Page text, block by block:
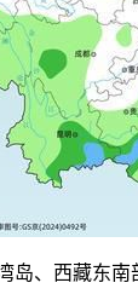
西藏东南